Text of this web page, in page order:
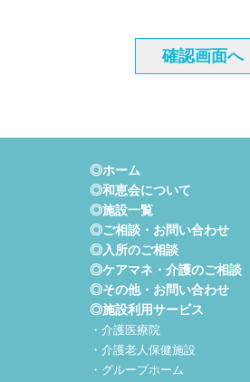
◎ホーム
◎和恵会について
◎施設一覧
◎ご相談・お問い合わせ
◎入所のご相談
◎ケアマネ・介護のご相談
◎その他・お問い合わせ
◎施設利用サービス
・介護医療院
・介護老人保健施設
・グループホーム